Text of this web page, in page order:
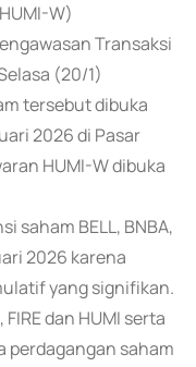
W)
Transaksi
(20/1)
tersebut dibuka
2026 di Pasar
HUMI-W dibuka
saham BELL, BNBA,
2026 karena
yang signifikan.
dan HUMI serta
perdagangan saham